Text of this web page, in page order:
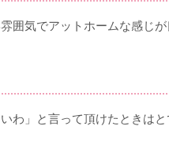
囲気でアットホームな感じが
わ」と言って頂けたときは